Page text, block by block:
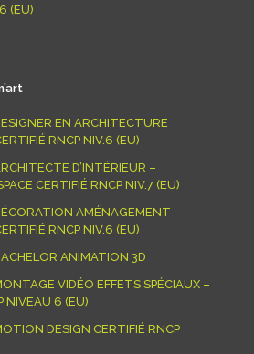
(EU)
EN ARCHITECTURE
RNCP NIV.6 (EU)
D’INTÉRIEUR –
CERTIFIÉ RNCP NIV.7 (EU)
AMÉNAGEMENT
RNCP NIV.6 (EU)
ANIMATION 3D
VIDÉO EFFETS SPÉCIAUX –
NIVEAU 6 (EU)
DESIGN CERTIFIÉ RNCP